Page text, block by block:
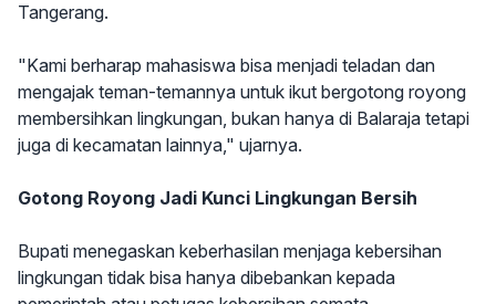
Tangerang.
"Kami berharap mahasiswa bisa menjadi teladan dan
mengajak teman-temannya untuk ikut bergotong royong
membersihkan lingkungan, bukan hanya di Balaraja tetapi
juga di kecamatan lainnya," ujarnya.
Gotong Royong Jadi Kunci Lingkungan Bersih
Bupati menegaskan keberhasilan menjaga kebersihan
lingkungan tidak bisa hanya dibebankan kepada